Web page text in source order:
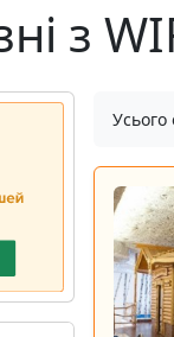
з
Усього